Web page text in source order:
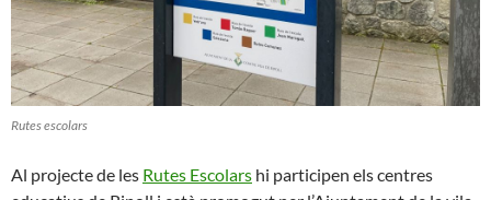
Rutes escolars
Al projecte de les Rutes Escolars hi participen els centres